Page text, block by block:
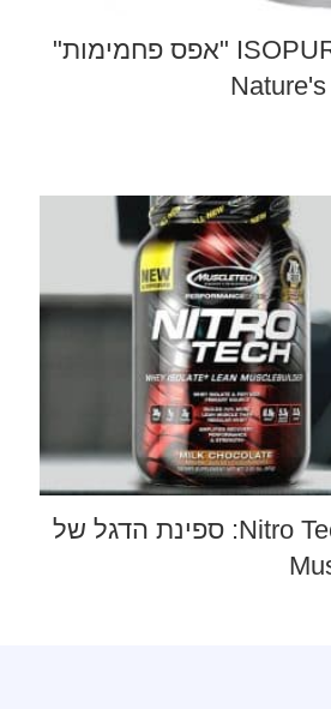
אבקת חלבון ISOPURE "אפס פחמימות"
אבקת חלבון Nitro Tech: ספינת הדגל של